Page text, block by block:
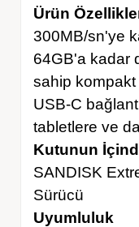
Ürün
300MB/sn'ye
64GB'a kadar
sahip kompakt
USB-C
tabletlere ve
Kutunun
SANDISK
Sürücü
Uyumluluk